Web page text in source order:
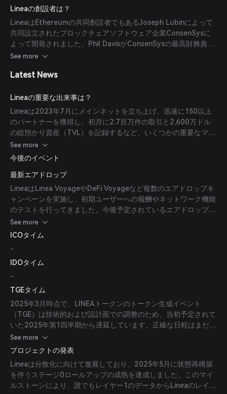
スワップを行えます。さらに、Lineaは高度なゼロ知識証明技術
Lineaの創設者は？
LineaはEthereumの共同創設者でもあるJoseph Lubinによって
共同設立されたブロックチェアソフトウェア企業ConsenSysに
よって開発されました。Phil DavisがConsenSysの最高財務責任
者（CFO）を務め、同社の財務および会計機能を監督していま
See more
Latest News
Lineaの重要な出来事は？
Lineaは2023年7月にメインネットを立ち上げ、迅速に150以上
のパートナーを獲得し、初月に2.7百万件の取引と2,600万ドル
の総預かり資産（TVL）を記録するなど、いくつかの重要なマイ
ルストーンを達成しました。また、Linea VoyageやDeFi
Voyageなど、ユーザーのエンゲージメントおよびネットワーク
す。
See more
今後のイベント
最新エアドロップ
LineaはLinea VoyageやDeFi Voyageなど複数のエアドロップキ
ャンペーンを実施し、初期ユーザーへの報酬やネットワーク機能
のテストを行ってきました。今後予定されているエアドロップの
具体的な日程や参加資格についてはまだ発表されていません。
See more
ICOタイム
-
IDOタイム
-
TGEタイム
2025年3月時点で、LINEAトークンのトークン生成イベント
（TGE）は技術的および設計面での調整のため、当初予定されて
いた2025年第1四半期から遅延しています。正確な日程はまだ確
定していません。
See more
プロジェクトの発表
Lineaは分散化に向けて進展しており、2025年5月に状態再構築
を伴うステージ0ロールアップの成熟を達成しました。このマイ
ルストーンにより、誰でもレイヤー1のデータからLineaのレイヤ